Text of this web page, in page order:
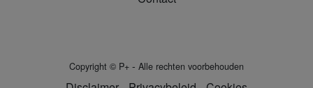
Copyright © P+ - Alle rechten voorbehouden